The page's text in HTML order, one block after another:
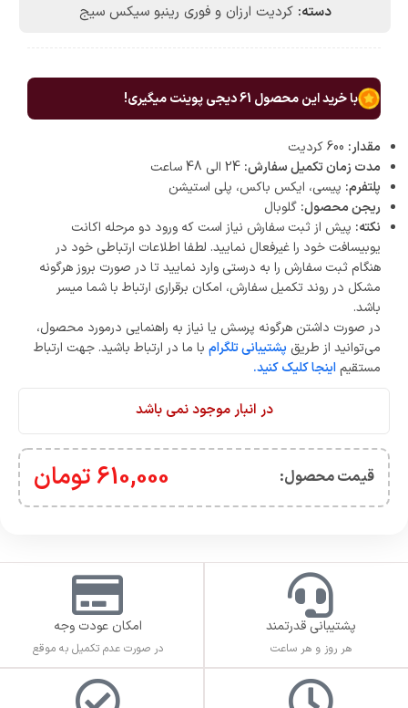
دسته: کردیت ارزان و فوری رینبو سیکس سیج
با خرید این محصول 61دیجی پوینت میگیری!
مقدار:
مدت زمان تکمیل سفارش:
پلتفرم: پیسی، ایکس باکس، پلی استیشن
ریجن محصول: گلوبال
نکته: پیش از ثبت سفارش نیاز است که ورود دو مرحله اکانت
یوبیسافت خود را غیرفعال نمایید. لطفا اطلاعات ارتباطی خود در
هنگام ثبت سفارش را به درستی وارد نمایید تا در صورت بروز هرگونه
مشکل در روند تکمیل سفارش، امکان برقراری ارتباط با شما میسر
باشد.
در صورت داشتن هرگونه پرسش یا نیاز به راهنمایی درمورد محصول،
می‌توانید از طریق پشتیبانی تلگرام با ما در ارتباط باشید. جهت ارتباط
مستقیم اینجا کلیک کنید.
در انبار موجود نمی باشد
قیمت محصول:​ 610,000تومان
پشتیبانی قدرتمند
هر روز و هر ساعت
امکان عودت وجه
در صورت عدم تکمیل به موقع